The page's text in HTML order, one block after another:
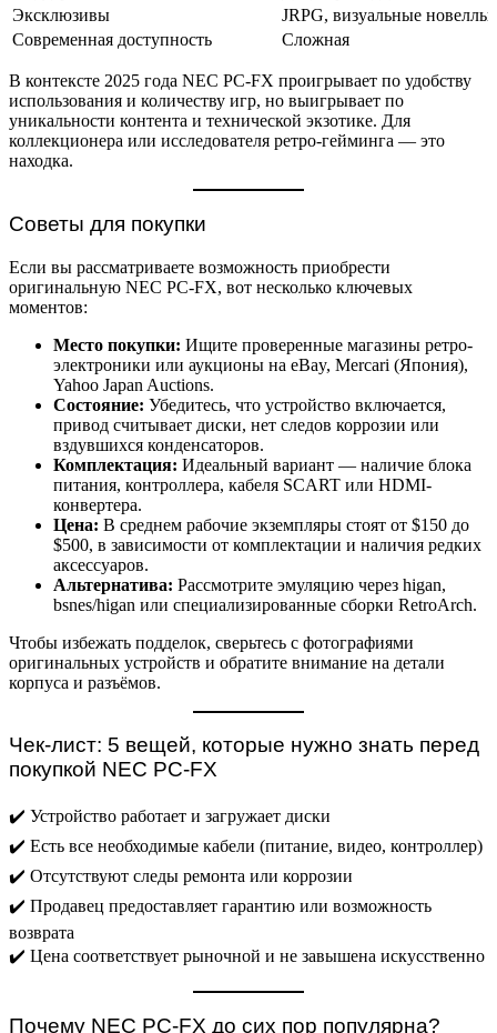
Эксклюзивы
JRPG, визуальные новеллы
Современная доступность
Сложная
В контексте 2025 года NEC PC-FX проигрывает по удобству
использования и количеству игр, но выигрывает по
уникальности контента и технической экзотике. Для
коллекционера или исследователя ретро-гейминга — это
находка.
Советы для покупки
Если вы рассматриваете возможность приобрести
оригинальную NEC PC-FX, вот несколько ключевых
моментов:
Место покупки: Ищите проверенные магазины ретро-
электроники или аукционы на eBay, Mercari (Япония),
Yahoo Japan Auctions.
Состояние: Убедитесь, что устройство включается,
привод считывает диски, нет следов коррозии или
вздувшихся конденсаторов.
Комплектация: Идеальный вариант — наличие блока
питания, контроллера, кабеля SCART или HDMI-
конвертера.
Цена: В среднем рабочие экземпляры стоят от $150 до
$500, в зависимости от комплектации и наличия редких
аксессуаров.
Альтернатива: Рассмотрите эмуляцию через higan,
bsnes/higan или специализированные сборки RetroArch.
Чтобы избежать подделок, сверьтесь с фотографиями
оригинальных устройств и обратите внимание на детали
корпуса и разъёмов.
Чек-лист: 5 вещей, которые нужно знать перед
покупкой NEC PC-FX
✔️ Устройство работает и загружает диски
✔️ Есть все необходимые кабели (питание, видео, контроллер)
✔️ Отсутствуют следы ремонта или коррозии
✔️ Продавец предоставляет гарантию или возможность
возврата
✔️ Цена соответствует рыночной и не завышена искусственно
Почему NEC PC-FX до сих пор популярна?